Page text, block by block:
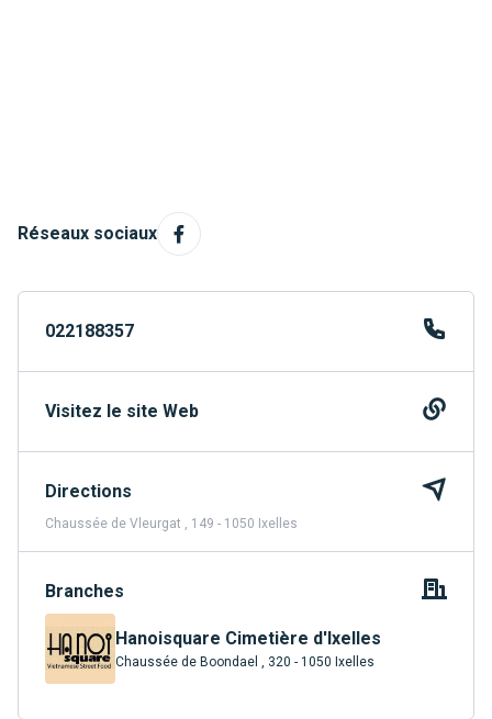
Réseaux sociaux
022188357
Visitez le site Web
Directions
Chaussée de Vleurgat , 149 - 1050 Ixelles
Branches
Hanoisquare Cimetière d'Ixelles
Chaussée de Boondael , 320 - 1050 Ixelles